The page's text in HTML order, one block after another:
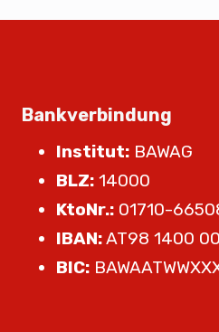
Bankverbindung
Institut: BAWAG
BLZ: 14000
KtoNr.: 01710-
IBAN:AT98 1400
BIC: